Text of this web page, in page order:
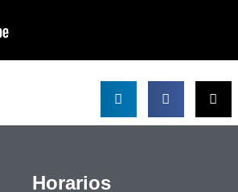
Horarios